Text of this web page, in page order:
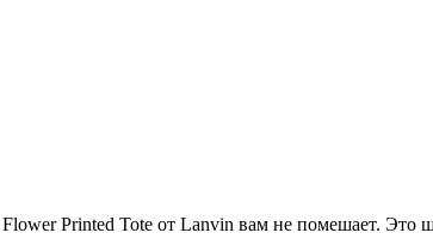
Printed Tote от Lanvin вам не помешает. Это